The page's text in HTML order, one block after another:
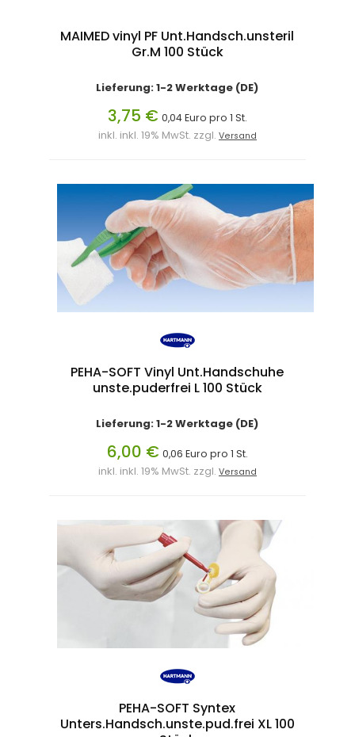
MAIMED vinyl PF Unt.Handsch.unsteril
Gr.M 100 Stück
Lieferung: 1-2 Werktage (DE)
3,75 € 0,04 Euro pro 1 St.
inkl. inkl. 19% MwSt. zzgl. Versand
PEHA-SOFT Vinyl Unt.Handschuhe
unste.puderfrei L 100 Stück
Lieferung: 1-2 Werktage (DE)
6,00 € 0,06 Euro pro 1 St.
inkl. inkl. 19% MwSt. zzgl. Versand
PEHA-SOFT Syntex
Unters.Handsch.unste.pud.frei XL 100